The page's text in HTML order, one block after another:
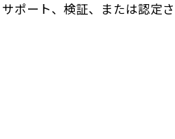
ポート、検証、または認定さ